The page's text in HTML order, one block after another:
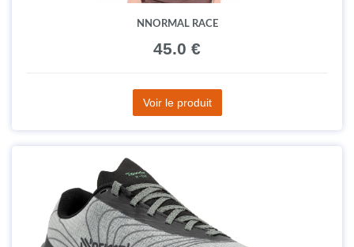
NNORMAL RACE
45.0 €
Voir le produit